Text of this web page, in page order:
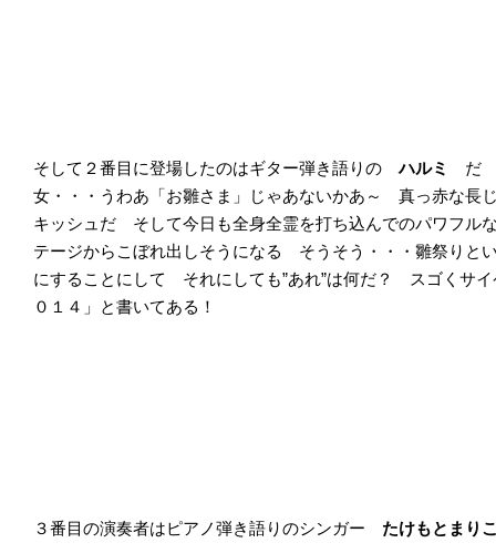
そして２番目に登場したのはギター弾き語りのハルミ
だ
女・・・うわあ「お雛さま」じゃあないかあ～ 真っ赤な長
キッシュだ そして今日も全身全霊を打ち込んでのパワフル
テージからこぼれ出しそうになる そうそう・・・雛祭りと
にすることにして それにしても”あれ”は何だ？ スゴくサ
０１４」と書いてある！
３番目の演奏者はピアノ弾き語りのシンガー たけもとまり